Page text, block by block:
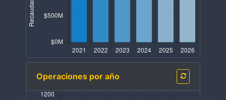
Operaciones por año